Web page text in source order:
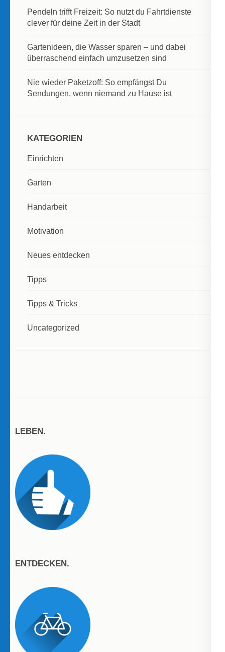
Pendeln trifft Freizeit: So nutzt du Fahrtdienste
clever für deine Zeit in der Stadt
Gartenideen, die Wasser sparen – und dabei
überraschend einfach umzusetzen sind
Nie wieder Paketzoff: So empfängst Du
Sendungen, wenn niemand zu Hause ist
KATEGORIEN
Einrichten
Garten
Handarbeit
Motivation
Neues entdecken
Tipps
Tipps & Tricks
Uncategorized
LEBEN.
ENTDECKEN.